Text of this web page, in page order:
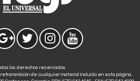
los derechos reservados.
de cualquier material incluido en esta página.